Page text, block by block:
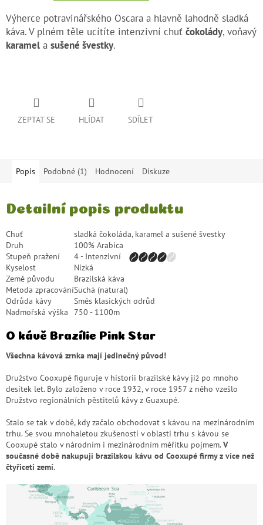
Výherce potravinářského Oscara a hlavně lahodně sladká
káva. V plném těle ucítíte intenzivní chuť čokolády, voňavý
karamel a sušené švestky.
ZEPTAT SE HLÍDAT SDÍLET
Popis Podobné (1) Hodnocení Diskuze
Detailní popis produktu
Chuť
sladká čokoláda, karamel a sušené švestky
Druh
100% Arabica
Stupeň pražení
4 - Intenzivní
Kyselost
Nízká
Země původu
Brazilská káva
Metoda zpracováníSuchá (natural)
Odrůda kávy
Směs klasických odrůd
Nadmořská výška
750 - 1100m
O kávě Brazílie Pink Star
Všechna kávová zrnka mají jedinečný původ!
Družstvo Cooxupé figuruje v historii brazilské kávyjiž po mnoho
desítek let. Bylo založeno v roce 1932, v roce 1957 z něho vzešlo
Družstvo regionálních pěstitelů kávy z Guaxupé.
Stalo se tak v době, kdy začalo obchodovat s kávou na mezinárodním
trhu. Se svou mnohaletou zkušeností v oblasti trhu s kávou se
Cooxupé stalo v národním i mezinárodním měřítku pojmem.V
současné době nakupují brazilskou kávu od Cooxupé firmy z více než
čtyřiceti zemí.